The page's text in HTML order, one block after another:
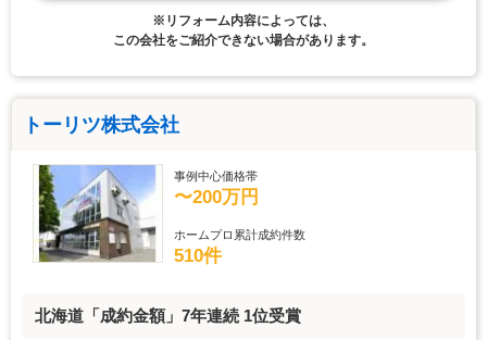
※リフォーム内容によっては、
この会社をご紹介できない場合があります。
トーリツ株式会社
事例中心価格帯
〜200万円
ホームプロ累計成約件数
510件
北海道「成約金額」7年連続 1位受賞